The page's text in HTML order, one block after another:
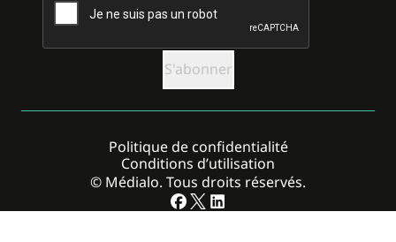
© Médialo. Tous droits réservés.
Politique de confidentialité
Conditions d’utilisation